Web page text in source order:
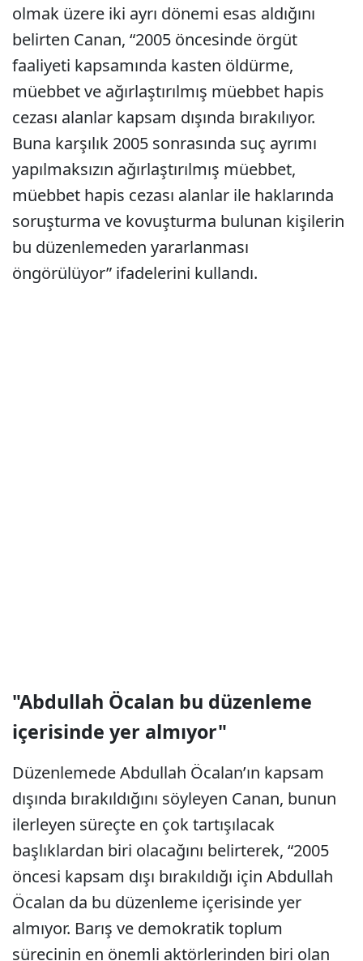
olmak üzere iki ayrı dönemi esas aldığını
belirten Canan, “2005 öncesinde örgüt
faaliyeti kapsamında kasten öldürme,
müebbet ve ağırlaştırılmış müebbet hapis
cezası alanlar kapsam dışında bırakılıyor.
Buna karşılık 2005 sonrasında suç ayrımı
yapılmaksızın ağırlaştırılmış müebbet,
müebbet hapis cezası alanlar ile haklarında
soruşturma ve kovuşturma bulunan kişilerin
bu düzenlemeden yararlanması
öngörülüyor” ifadelerini kullandı.
"Abdullah Öcalan bu düzenleme
içerisinde yer almıyor"
Düzenlemede Abdullah Öcalan’ın kapsam
dışında bırakıldığını söyleyen Canan, bunun
ilerleyen süreçte en çok tartışılacak
başlıklardan biri olacağını belirterek, “2005
öncesi kapsam dışı bırakıldığı için Abdullah
Öcalan da bu düzenleme içerisinde yer
almıyor. Barış ve demokratik toplum
sürecinin en önemli aktörlerinden biri olan